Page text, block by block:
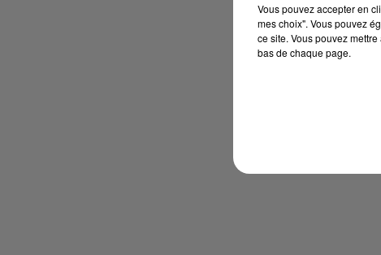
Vous pouvez accepter en
mes choix". Vous pouvez
ce site. Vous pouvez
bas de chaque page.